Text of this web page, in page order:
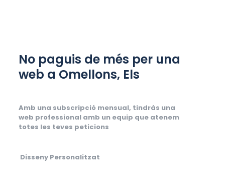
No paguis de més per una
web a Omellons, Els
Amb una subscripció mensual, tindràs una
web professional amb un equip que atenem
totes les teves peticions
Disseny Personalitzat